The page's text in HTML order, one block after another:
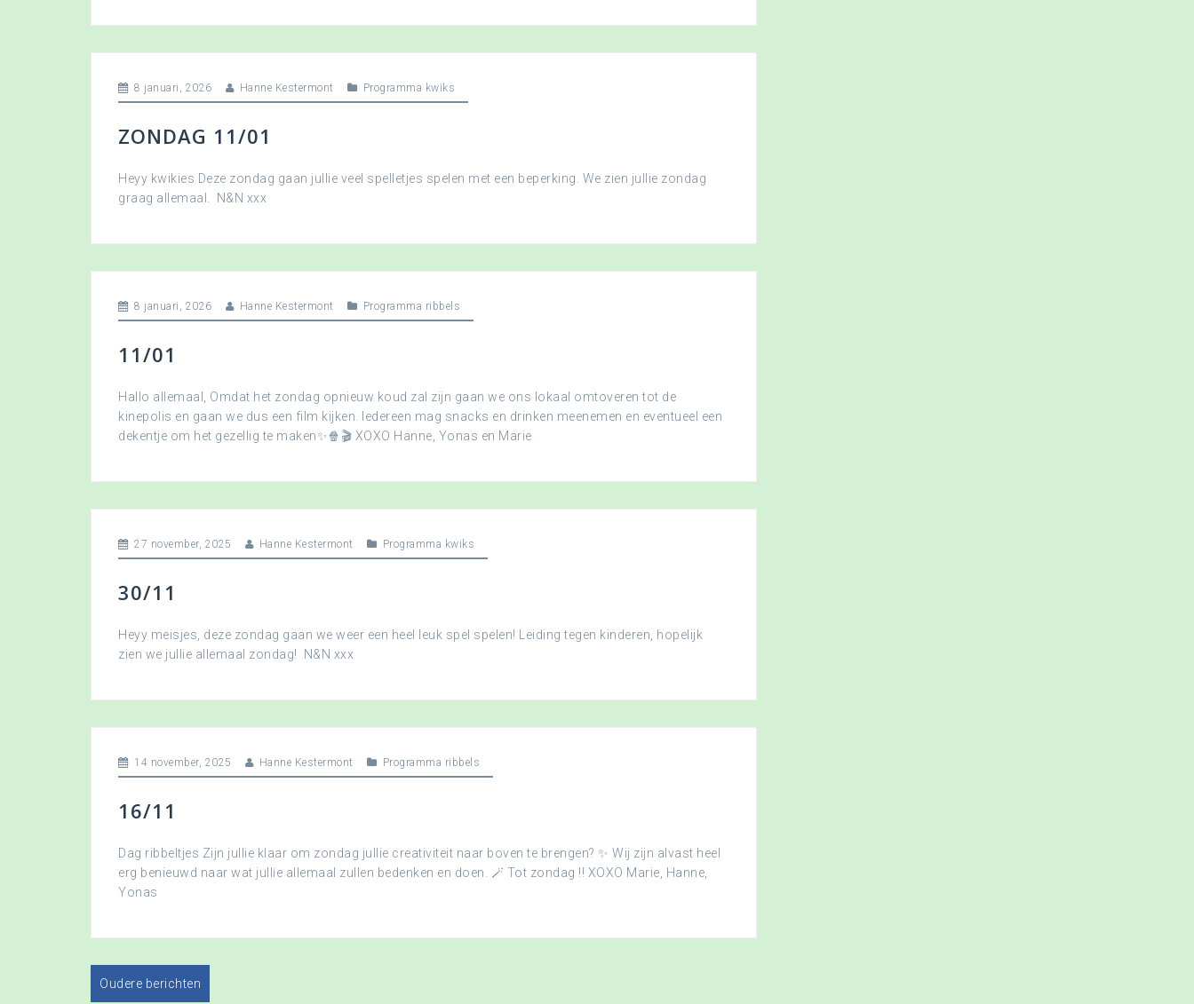
8 januari, 2026 Hanne Kestermont Programma kwiks
ZONDAG 11/01
Heyy kwikies Deze zondag gaan jullie veel spelletjes spelen met een beperking. We zien jullie zondag
graag allemaal. N&N xxx
8 januari, 2026 Hanne Kestermont Programma ribbels
11/01
Hallo allemaal, Omdat het zondag opnieuw koud zal zijn gaan we ons lokaal omtoveren tot de
kinepolis en gaan we dus een film kijken. Iedereen mag snacks en drinken meenemen en eventueel een
dekentje om het gezellig te maken✨🍿🎬 XOXO Hanne, Yonas en Marie
27 november, 2025 Hanne Kestermont Programma kwiks
30/11
Heyy meisjes, deze zondag gaan we weer een heel leuk spel spelen! Leiding tegen kinderen, hopelijk
zien we jullie allemaal zondag! N&N xxx
14 november, 2025 Hanne Kestermont Programma ribbels
16/11
Dag ribbeltjes Zijn jullie klaar om zondag jullie creativiteit naar boven te brengen? ✨ Wij zijn alvast heel
erg benieuwd naar wat jullie allemaal zullen bedenken en doen. 🪄 Tot zondag !! XOXO Marie, Hanne,
Yonas
Oudere berichten